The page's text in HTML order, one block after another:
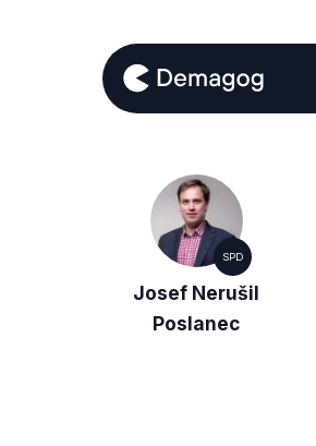
SPD
Josef Nerušil
Poslanec